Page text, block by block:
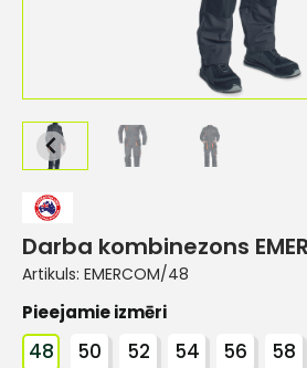
Darba kombinezons
Artikuls: EMERCOM/48
Pieejamie izmēri
48 50 52 54 56 58